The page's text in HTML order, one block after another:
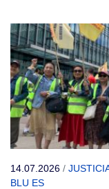
14.07.2026 /
BLU ES